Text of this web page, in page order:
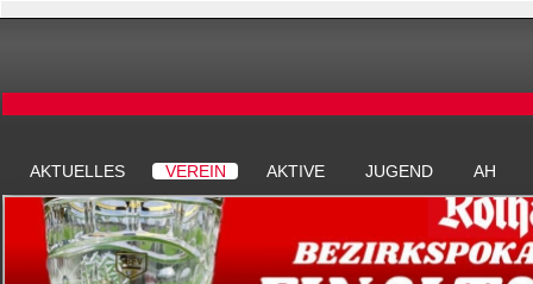
AKTUELLES VEREIN AKTIVE JUGEND AH